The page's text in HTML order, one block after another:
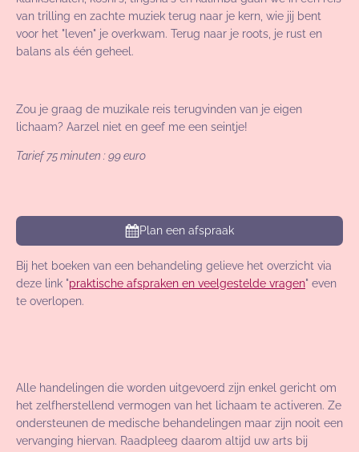
van trilling en zachte muziek terug naar je kern, wie jij bent
voor het "leven" je overkwam. Terug naar je roots, je rust en
balans als één geheel.
Zou je graag de muzikale reis terugvinden van je eigen
lichaam? Aarzel niet en geef me een seintje!
Tarief 75 minuten : 99 euro
Plan een afspraak
Bij het boeken van een behandeling gelieve het overzicht via
deze link "praktische afspraken en veelgestelde vragen" even
te overlopen.
Alle handelingen die worden uitgevoerd zijn enkel gericht om
het zelfherstellend vermogen van het lichaam te activeren. Ze
ondersteunen de medische behandelingen maar zijn nooit een
vervanging hiervan. Raadpleeg daarom altijd uw arts bij